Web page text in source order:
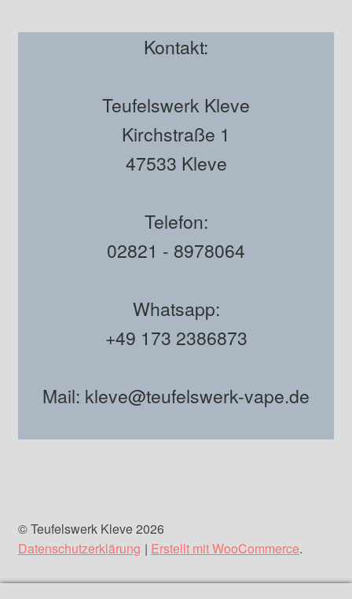
Kontakt:
Teufelswerk Kleve
Kirchstraße 1
47533 Kleve
Telefon:
02821 - 8978064
Whatsapp:
+49 173 2386873
Mail: kleve@teufelswerk-vape.de
© Teufelswerk Kleve 2026
Datenschutzerklärung
Erstellt mit WooCommerce.